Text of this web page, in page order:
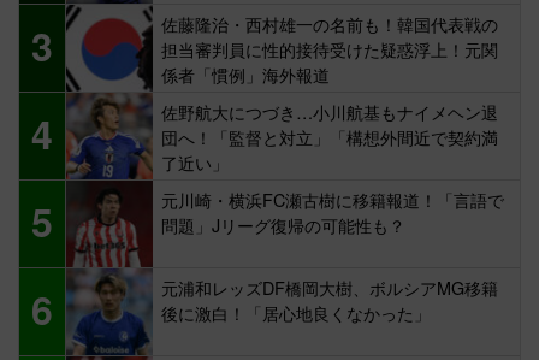
3
佐藤隆治・西村雄一の名前も！韓国代表戦の
担当審判員に性的接待受けた疑惑浮上！元関
係者「慣例」海外報道
4
佐野航大につづき…小川航基もナイメヘン退
団へ！「監督と対立」「構想外間近で契約満
了近い」
5
元川崎・横浜FC瀬古樹に移籍報道！「言語で
問題」Jリーグ復帰の可能性も？
6
元浦和レッズDF橋岡大樹、ボルシアMG移籍
後に激白！「居心地良くなかった」